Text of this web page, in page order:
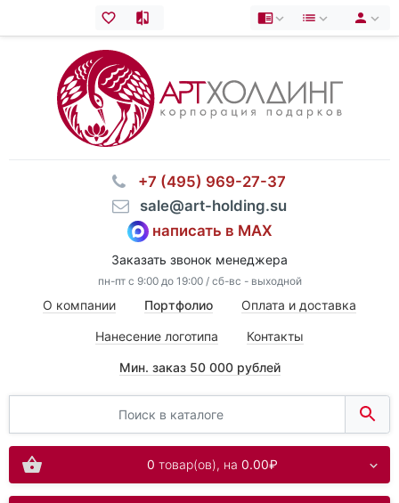
⠀+7 (495) 969-27-37
⠀sale@art-holding.su
написать в MAX
Заказать звонок менеджера
пн-пт с 9:00 до 19:00 / сб-вс - выходной
О компании Портфолио Оплата и доставка
Нанесение логотипа Контакты
Мин. заказ 50 000 рублей
0 товар(ов), на 0.00₽